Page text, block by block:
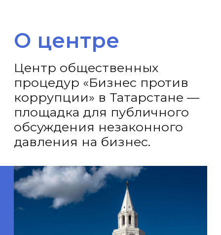
История
2018
По поручению Раиса
Республики Татарстан
Р. Н. Минниханова
Принцип работы:
предпринимателей
от коррупции,
необоснованных
уголовных дел,
рейдерства
и недобросовестной
конкуренции.